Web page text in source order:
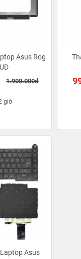
Asus Rog
1.900.000đ
giờ
Asus